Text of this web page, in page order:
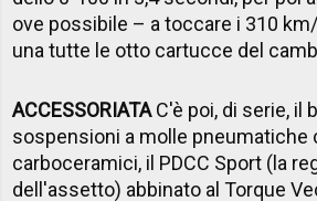
ove possibile – a toccare i 310
una tutte le otto cartucce del
ACCESSORIATAC'è poi, di serie, il
sospensioni a molle pneumatiche
carboceramici, il PDCC Sport (la
dell'assetto) abbinato al Torque